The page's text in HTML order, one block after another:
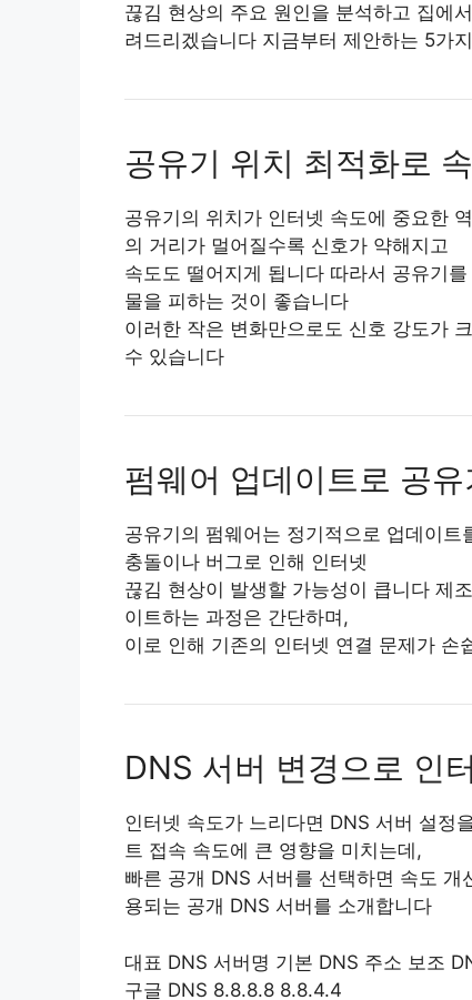
끊김 현상의 주요 원인을 분석하고 집에
려드리겠습니다 지금부터 제안하는 5가
공유기 위치 최적화로
공유기의 위치가 인터넷 속도에 중요한
의 거리가 멀어질수록 신호가 약해지고
속도도 떨어지게 됩니다 따라서 공유기
물을 피하는 것이 좋습니다
이러한 작은 변화만으로도 신호 강도가
수 있습니다
펌웨어 업데이트로 공
공유기의 펌웨어는 정기적으로 업데이
충돌이나 버그로 인해 인터넷
끊김 현상이 발생할 가능성이 큽니다 제
이트하는 과정은 간단하며,
이로 인해 기존의 인터넷 연결 문제가 손
DNS 서버 변경으로 인
인터넷 속도가 느리다면 DNS 서버 설정
트 접속 속도에 큰 영향을 미치는데,
빠른 공개 DNS 서버를 선택하면 속도
용되는 공개 DNS 서버를 소개합니다
대표 DNS 서버명 기본 DNS 주소 보조
구글 DNS 8.8.8.8 8.8.4.4